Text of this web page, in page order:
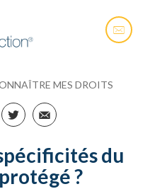
MES DROITS
du
?